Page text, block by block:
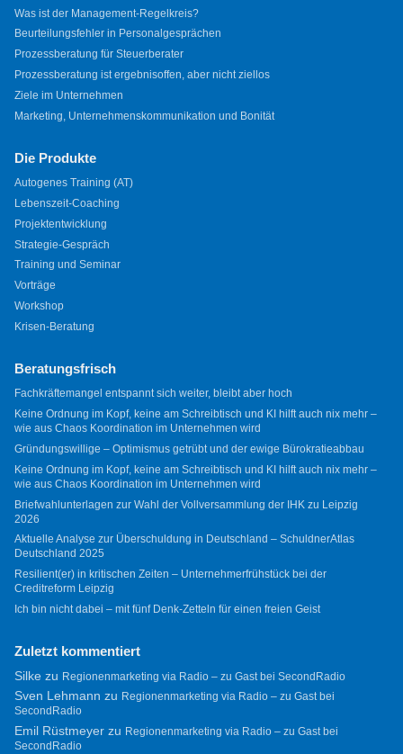
Was ist der Management-Regelkreis?
Beurteilungsfehler in Personalgesprächen
Prozessberatung für Steuerberater
Prozessberatung ist ergebnisoffen, aber nicht ziellos
Ziele im Unternehmen
Marketing, Unternehmenskommunikation und Bonität
Die Produkte
Autogenes Training (AT)
Lebenszeit-Coaching
Projektentwicklung
Strategie-Gespräch
Training und Seminar
Vorträge
Workshop
Krisen-Beratung
Beratungsfrisch
Fachkräftemangel entspannt sich weiter, bleibt aber hoch
Keine Ordnung im Kopf, keine am Schreibtisch und KI hilft auch nix mehr –
wie aus Chaos Koordination im Unternehmen wird
Gründungswillige – Optimismus getrübt und der ewige Bürokratieabbau
Keine Ordnung im Kopf, keine am Schreibtisch und KI hilft auch nix mehr –
wie aus Chaos Koordination im Unternehmen wird
Briefwahlunterlagen zur Wahl der Vollversammlung der IHK zu Leipzig
2026
Aktuelle Analyse zur Überschuldung in Deutschland – SchuldnerAtlas
Deutschland 2025
Resilient(er) in kritischen Zeiten – Unternehmerfrühstück bei der
Creditreform Leipzig
Ich bin nicht dabei – mit fünf Denk-Zetteln für einen freien Geist
Zuletzt kommentiert
Silkezu Regionenmarketing via Radio – zu Gast bei SecondRadio
Sven Lehmann zu Regionenmarketing via Radio – zu Gast bei
SecondRadio
Emil Rüstmeyerzu Regionenmarketing via Radio – zu Gast bei
SecondRadio